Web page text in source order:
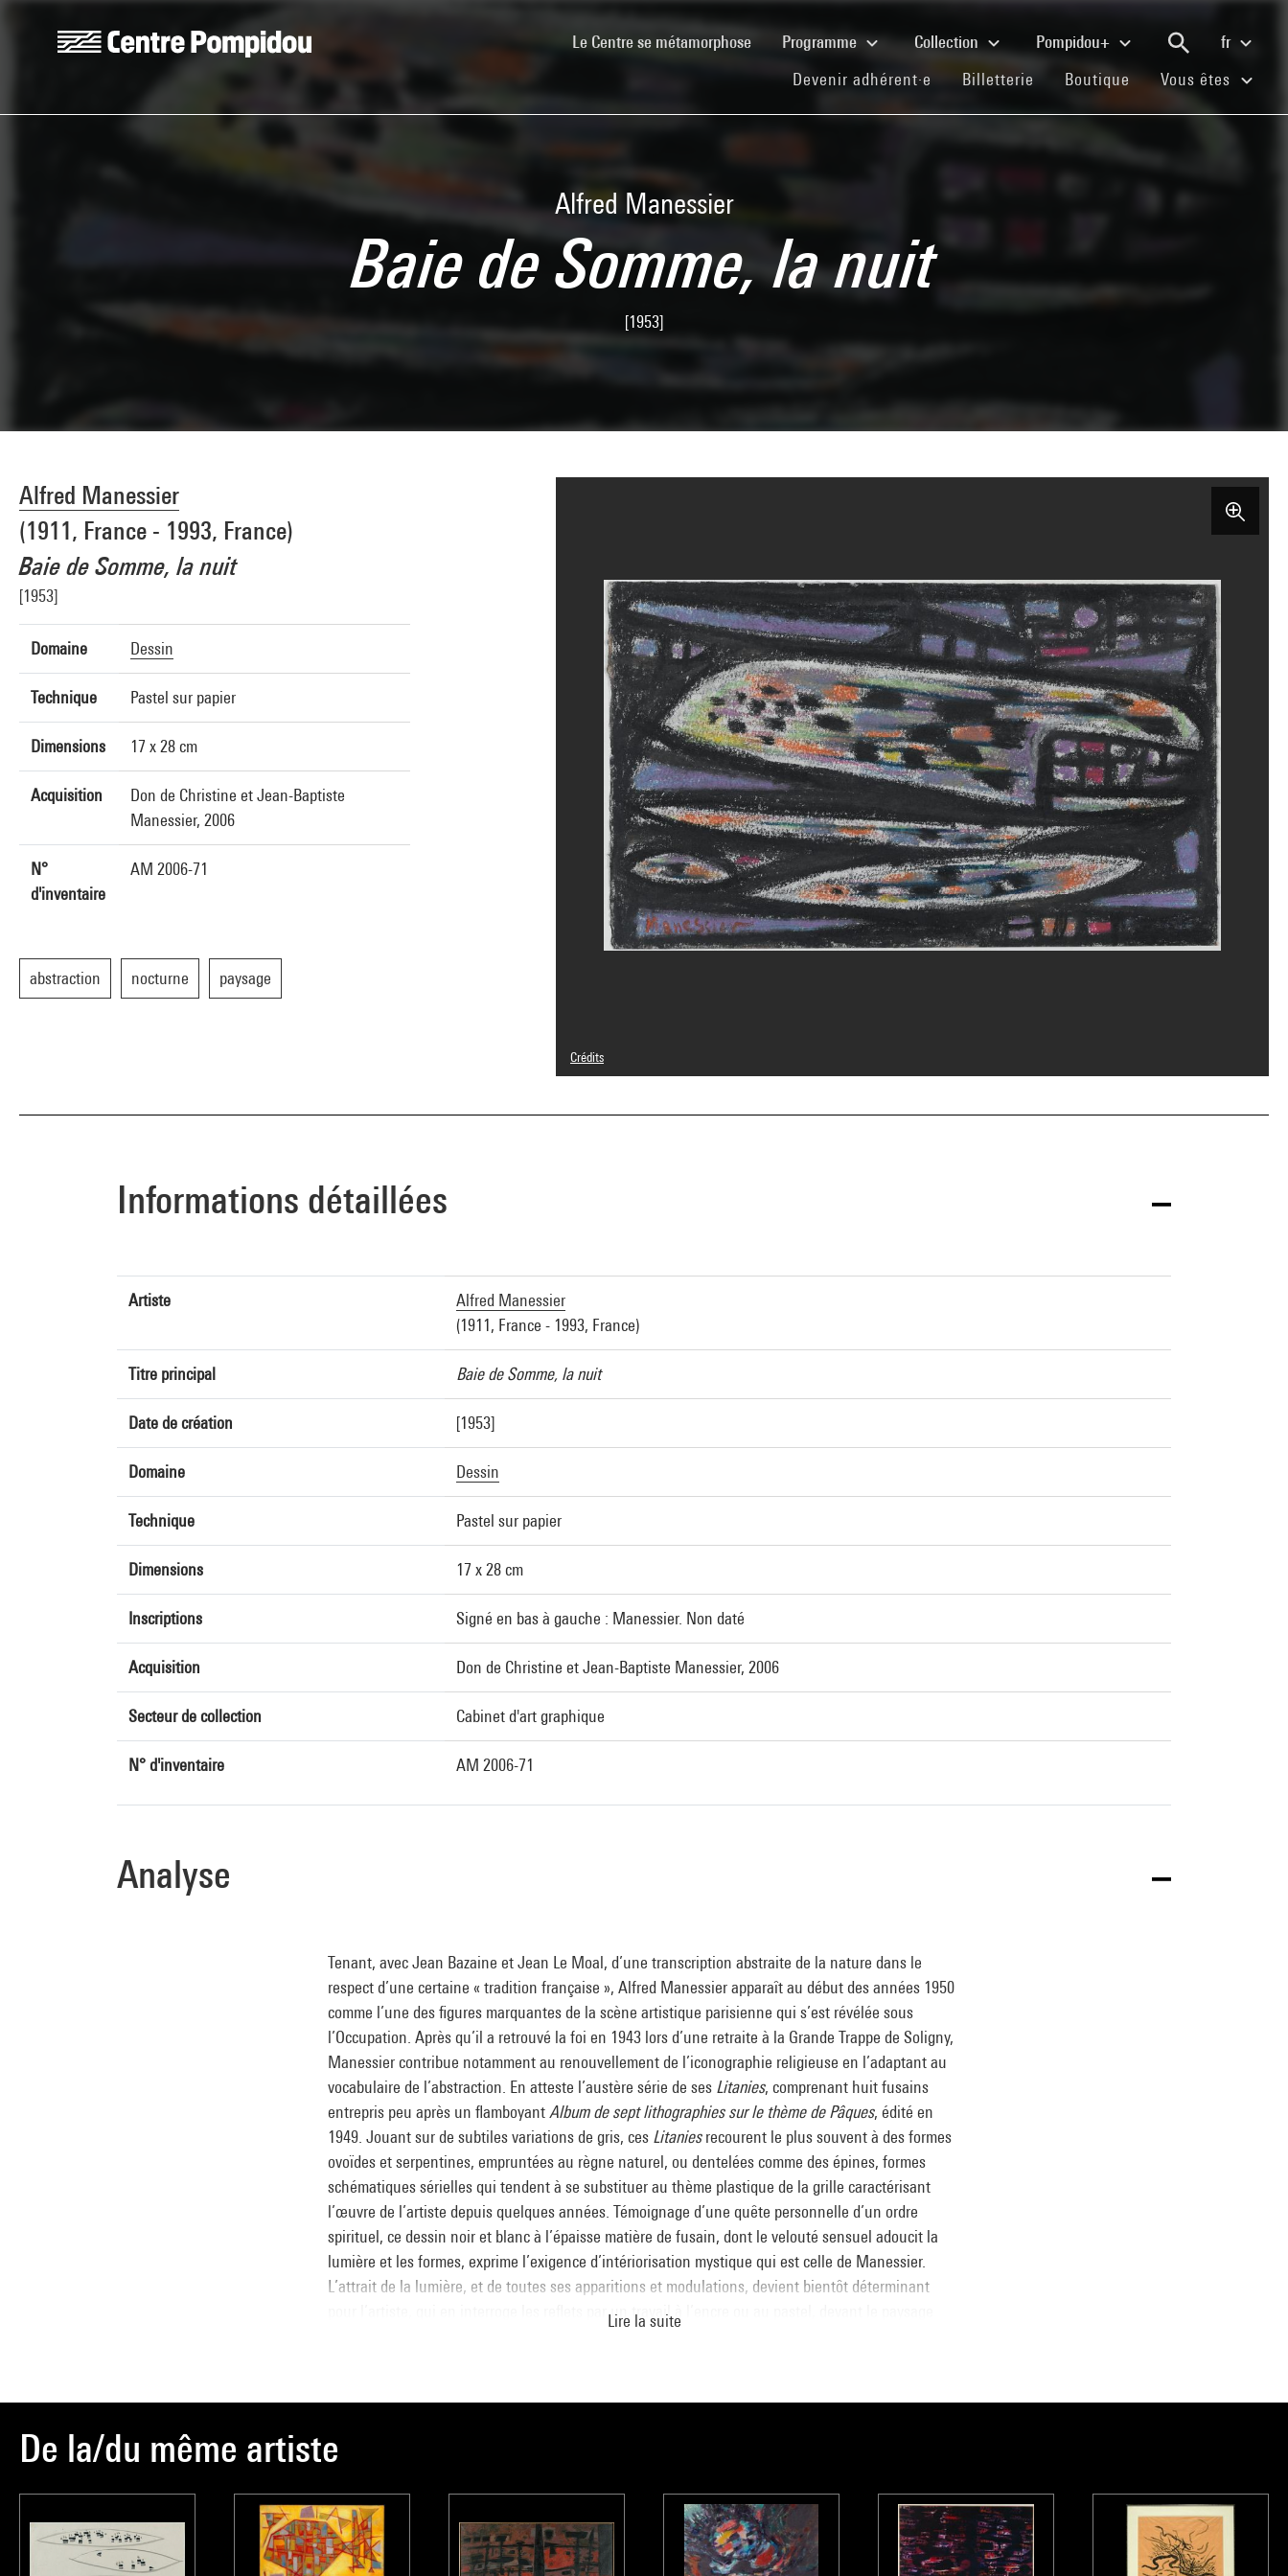
Le Centre se métamorphose(current)Programme Collection Pompidou+
fr
Devenir adhérent·e (current)
Billetterie (current)
Boutique(current)Vous êtes
Alfred Manessier
Baie de Somme, la nuit
[1953]
Alfred Manessier
(1911, France - 1993, France)
Baie de Somme, la nuit
[1953]
Domaine Dessin
Technique Pastel sur papier
Dimensions 17 x 28 cm
Acquisition
Don de Christine et Jean-Baptiste
Manessier, 2006
N°
d'inventaire
AM 2006-71
abstraction nocturne paysage
Crédits
© Adagp, Paris
Réf. image : 4N02519
Informations détaillées
Artiste
Alfred Manessier
(1911, France - 1993, France)
Titre principal Baie de Somme, la nuit
Date de création [1953]
Domaine Dessin
Technique Pastel sur papier
Dimensions 17 x 28 cm
Inscriptions Signé en bas à gauche : Manessier. Non daté
Acquisition Don de Christine et Jean-Baptiste Manessier, 2006
Secteur de collection Cabinet d'art graphique
N° d'inventaire AM 2006-71
Analyse
Tenant, avec Jean Bazaine et Jean Le Moal, d’une transcription abstraite de la nature dans le
respect d’une certaine « tradition française », Alfred Manessier apparaît au début des années 1950
comme l’une des figures marquantes de la scène artistique parisienne qui s’est révélée sous
l’Occupation. Après qu’il a retrouvé la foi en 1943 lors d’une retraite à la Grande Trappe de Soligny,
Manessier contribue notamment au renouvellement de l’iconographie religieuse en l’adaptant au
vocabulaire de l’abstraction. En atteste l’austère série de ses Litanies, comprenant huit fusains
entrepris peu après un flamboyant Album de sept lithographies sur le thème de Pâques, édité en
1949. Jouant sur de subtiles variations de gris, ces Litaniesrecourent le plus souvent à des formes
ovoïdes et serpentines, empruntées au règne naturel, ou dentelées comme des épines, formes
schématiques sérielles qui tendent à se substituer au thème plastique de la grille caractérisant
l’œuvre de l’artiste depuis quelques années. Témoignage d’une quête personnelle d’un ordre
spirituel, ce dessin noir et blanc à l’épaisse matière de fusain, dont le velouté sensuel adoucit la
lumière et les formes, exprime l’exigence d’intériorisation mystique qui est celle de Manessier.
L’attrait de la lumière, et de toutes ses apparitions et modulations, devient bientôt déterminant
pour l’artiste, qui en interroge les reflets par un travail à l’encre ou au pastel, devant le paysage
appartient également au Musée, Manessier rend cet effet en une vision à la fois intimiste (la
des cernes noirs, à la façon d’un vitrail miniature, traduit aussi l’attrait de Manessier pour le thème
nocturne, qui revient régulièrement dans son œuvre, depuis les peintures faites au Bignon dans les
années 1940 jusqu’auxFavellas(1979) et aux ultimes Tours(1988-1990).
Lire la suite
De la/du même artiste